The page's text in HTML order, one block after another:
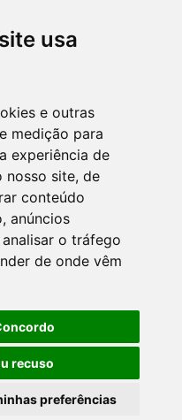
usa
e outras
medição para
experiência de
nosso site, de
conteúdo
anúncios
o tráfego
de onde vêm
recuso
preferências
Rural
do SFN
Bancária
Nacional de
e Cosif-e